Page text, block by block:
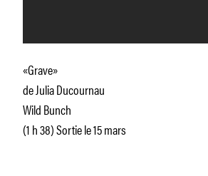
«Grave»
de Julia Ducournau
Wild Bunch
(1 h 38) Sortie le 15 mars